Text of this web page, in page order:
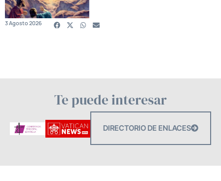
3 Agosto 2026
Te puede interesar
DIRECTORIO DE ENLACES